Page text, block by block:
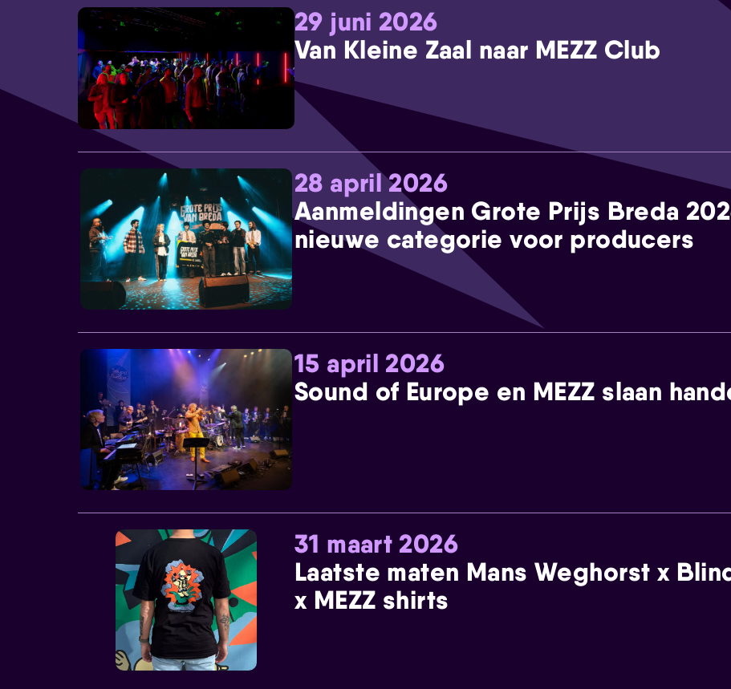
29 juni 2026
Van Kleine Zaal naar MEZZ Club
28 april 2026
Aanmeldingen Grote Prijs Breda
nieuwe categorie voor producers
15 april 2026
Sound of Europe en MEZZ slaan
31 maart 2026
Laatste maten Mans Weghorst x
x MEZZ shirts